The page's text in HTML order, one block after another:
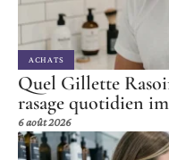
ACHATS
Quel Gillette
rasage quotidien
6 août 2026